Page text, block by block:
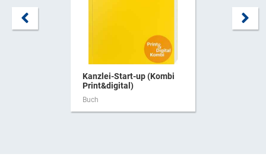
Kanzlei-Start-up (Kombi
Print&digital)
Buch